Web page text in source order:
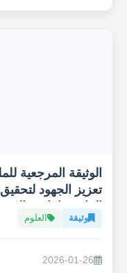
الوثيقة المرجعية
تعزيز الجهود
المناخي
وثيقة العلوم
2026-01-26